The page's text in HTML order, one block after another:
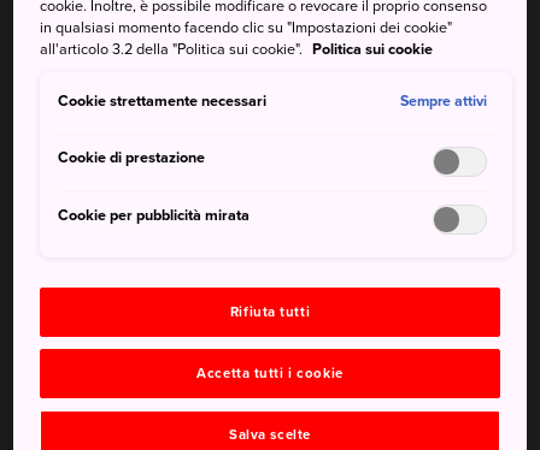
un'altitudine di 1.350 metri è possibile vedere campi con
fiori di tutti i tipi. Non sorprende che la lavanda omonima
cookie. Inoltre, è possibile modificare o revocare il proprio consenso
in qualsiasi momento facendo clic su "Impostazioni dei cookie"
all'articolo 3.2 della "Politica sui cookie". Politica sui cookie
Cookie strettamente necessari Sempre attivi
Cookie di prestazione
Cookie per pubblicità mirata
Rifiuta tutti
Accetta tutti i cookie
Salva scelte